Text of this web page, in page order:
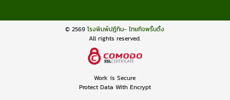
© 2569โรงพิมพ์ปฏิทิน- ไทยกิจพริ้นติ้ง
All rights reserved.
Work is Secure
Protect Data With Encrypt